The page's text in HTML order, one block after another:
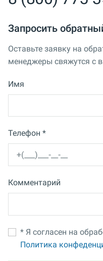
Запросить
Оставьте заявку на
менеджеры свяжутся с
Имя
Телефон *
Комментарий
* Я согласен на
Политика